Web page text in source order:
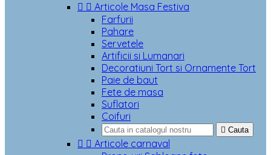
  Articole Masa Festiva
Farfurii
Pahare
Servetele
Artificii si Lumanari
Decoratiuni Tort si Ornamente Tort
Paie de baut
Fete de masa
Suflatori
Coifuri
 Cauta
  Articole carnaval